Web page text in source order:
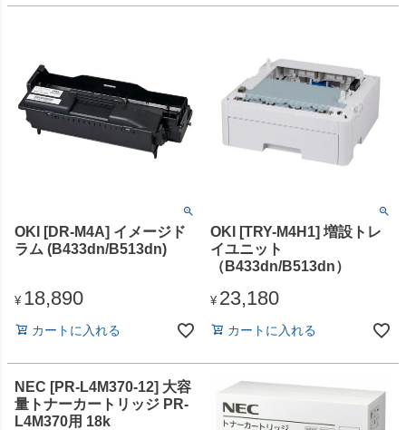
OKI [DR-M4A] イメージド
ラム (B433dn/B513dn)
¥ 18,890
カートに入れる
OKI [TRY-M4H1] 増設トレ
イユニット
（B433dn/B513dn）
¥ 23,180
カートに入れる
NEC [PR-L4M370-12] 大容
量トナーカートリッジ PR-
L4M370用 18k